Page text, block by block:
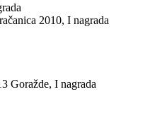
2010, I nagrada
Goražde, I nagrada